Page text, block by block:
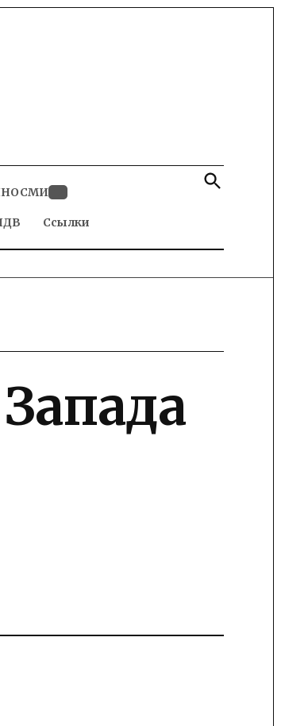
dropdown
Ссылки
Open
Search